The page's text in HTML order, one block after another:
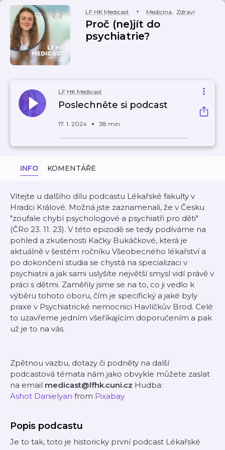
LF HK Medicast Medicína, Zdraví
Proč (ne)jít do
psychiatrie?
LF HK Medicast
Poslechněte si podcast
17. 1. 2024 38 min
INFO KOMENTÁŘE
Vítejte u dalšího dílu podcastu Lékařské fakulty v
Hradci Králové. Možná jste zaznamenali, že v Česku
"zoufale chybí psychologové a psychiatři pro děti"
(ČRo 23. 11. 23). V této epizodě se tedy podíváme na
pohled a zkušenosti Kačky Bukáčkové, která je
aktuálně v šestém ročníku Všeobecného lékařství a
po dokončení studia se chystá na specializaci v
psychiatrii a jak sami uslyšíte největší smysl vidí právě v
práci s dětmi. Zaměřily jsme se na to, co ji vedlo k
výběru tohoto oboru, čím je specifický a jaké byly
praxe v Psychiatrické nemocnici Havlíčkův Brod. Celé
to uzavřeme jedním všeříkajícím doporučením a pak
už je to na vás.
Zpětnou vazbu, dotazy či podněty na další
podcastová témata nám jako obvykle můžete zaslat
na email medicast@lfhk.cuni.cz Hudba:
⁠Ashot Danielyan⁠ from ⁠Pixabay
Popis podcastu
Je to tak, toto je historicky první podcast Lékařské